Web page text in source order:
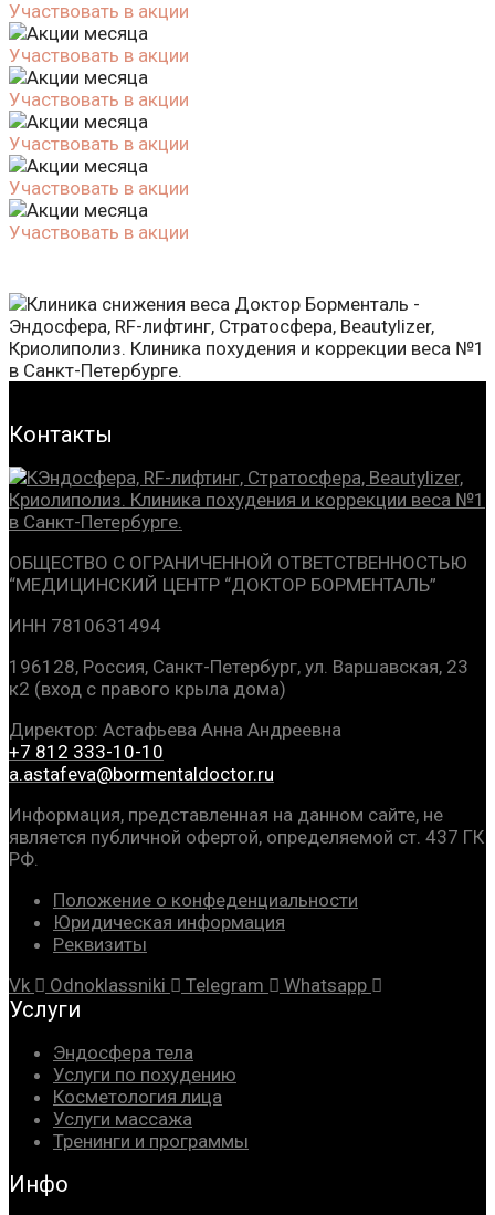
Участвовать в акции
Участвовать в акции
Участвовать в акции
Участвовать в акции
Участвовать в акции
Участвовать в акции
Контакты
ОБЩЕСТВО С ОГРАНИЧЕННОЙ ОТВЕТСТВЕННОСТЬЮ
“МЕДИЦИНСКИЙ ЦЕНТР “ДОКТОР БОРМЕНТАЛЬ”
ИНН 7810631494
196128, Россия, Санкт-Петербург, ул. Варшавская, 23
к2 (вход с правого крыла дома)
Директор: Астафьева Анна Андреевна
+7 812 333-10-10
a.astafeva@bormentaldoctor.ru
Информация, представленная на данном сайте, не
является публичной офертой, определяемой ст. 437 ГК
РФ.
Положение о конфеденциальности
Юридическая информация
Реквизиты
Vk
Odnoklassniki Telegram Whatsapp
Услуги
Эндосфера тела
Услуги по похудению
Косметология лица
Услуги массажа
Тренинги и программы
Инфо